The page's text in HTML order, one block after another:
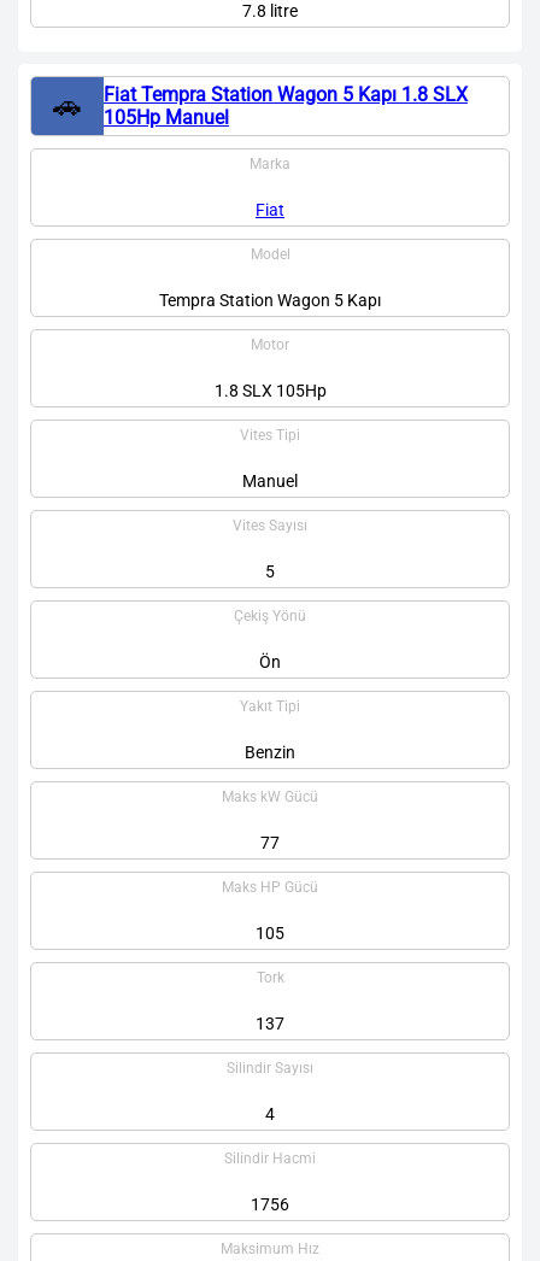
7.8 litre
🚗
Fiat Tempra Station Wagon 5 Kapı 1.8 SLX
105Hp Manuel
Marka
Fiat
Model
Tempra Station Wagon 5 Kapı
Motor
1.8 SLX 105Hp
Vites Tipi
Manuel
Vites Sayısı
5
Çekiş Yönü
Ön
Yakıt Tipi
Benzin
Maks kW Gücü
77
Maks HP Gücü
105
Tork
137
Silindir Sayısı
4
Silindir Hacmi
1756
Maksimum Hız